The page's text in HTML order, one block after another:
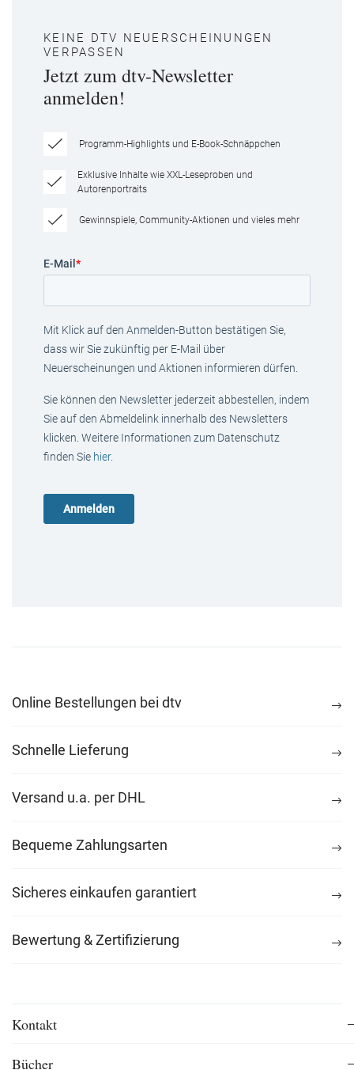
KEINE DTV NEUERSCHEINUNGEN
VERPASSEN
Jetzt zum dtv-Newsletter
anmelden!
Programm-Highlights und E-Book-Schnäppchen
Exklusive Inhalte wie XXL-Leseproben und
Autorenportraits
Gewinnspiele, Community-Aktionen und vieles mehr
E-Mail *
Mit Klick auf den Anmelden-Button bestätigen Sie,
dass wir Sie zukünftig per E-Mail über
Neuerscheinungen und Aktionen informieren dürfen.
Sie können den Newsletter jederzeit abbestellen, indem
Sie auf den Abmeldelink innerhalb des Newsletters
klicken. Weitere Informationen zum Datenschutz
finden Sie hier.
Online Bestellungen bei dtv
Schnelle Lieferung
Versand u.a. per DHL
Bequeme Zahlungsarten
Sicheres einkaufen garantiert
Bewertung & Zertifizierung
Kontakt
Bücher